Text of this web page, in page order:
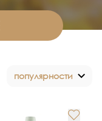
популярности